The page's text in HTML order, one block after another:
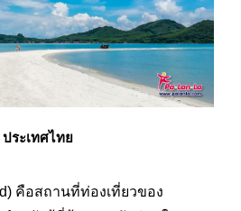
ประเทศไทย
คือสถานที่ท่องเที่ยวของ